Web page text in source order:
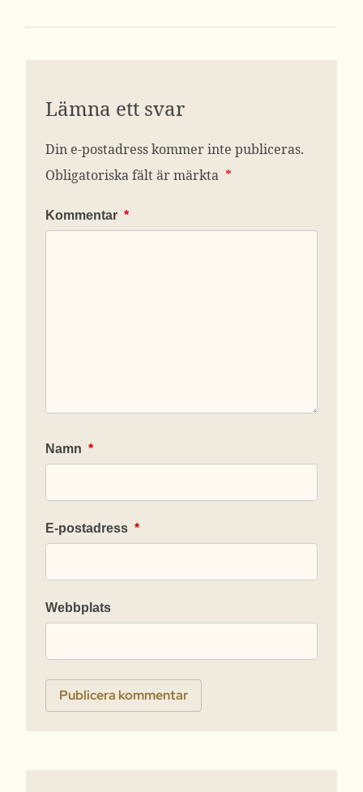
Lämna ett svar
Din e-postadress kommer inte publiceras.
Obligatoriska fält är märkta *
Kommentar *
Namn *
E-postadress *
Webbplats